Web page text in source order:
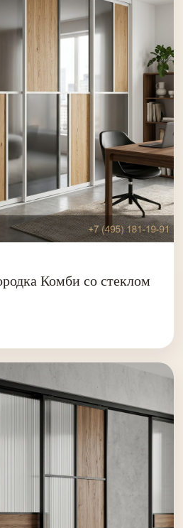
Комби со стеклом